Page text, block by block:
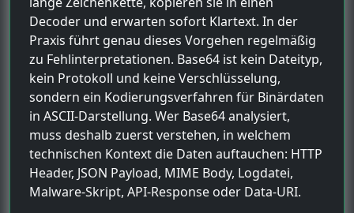
Decoder und erwarten sofort Klartext. In der
Praxis führt genau dieses Vorgehen regelmäßig
zu Fehlinterpretationen. Base64 ist kein Dateityp,
kein Protokoll und keine Verschlüsselung,
sondern ein Kodierungsverfahren für Binärdaten
in ASCII-Darstellung. Wer Base64 analysiert,
muss deshalb zuerst verstehen, in welchem
technischen Kontext die Daten auftauchen: HTTP
Header, JSON Payload, MIME Body, Logdatei,
Malware-Skript, API-Response oder Data-URI.